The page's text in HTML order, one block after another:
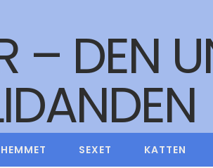
HEMMET SEXET KATTEN